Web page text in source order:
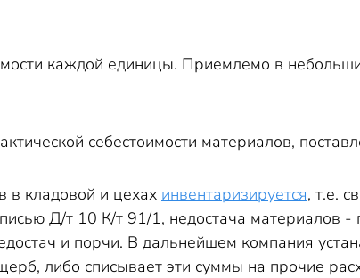
каждой единицы. Приемлемо в
себестоимости материалов,
в кладовой и цехах инвентаризируется, т.е.
Д/т 10 К/т 91/1, недостача материалов
и порчи. В дальнейшем компания
либо списывает эти суммы на прочие